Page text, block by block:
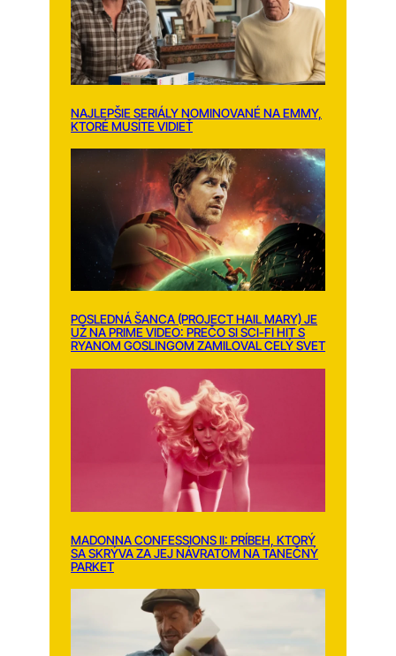
NAJLEPŠIE SERIÁLY NOMINOVANÉ NA EMMY,
KTORÉ MUSÍTE VIDIEŤ
POSLEDNÁ ŠANCA (PROJECT HAIL MARY) JE
UŽ NA PRIME VIDEO: PREČO SI SCI-FI HIT S
RYANOM GOSLINGOM ZAMILOVAL CELÝ SVET
MADONNA CONFESSIONS II: PRÍBEH, KTORÝ
SA SKRÝVA ZA JEJ NÁVRATOM NA TANEČNÝ
PARKET